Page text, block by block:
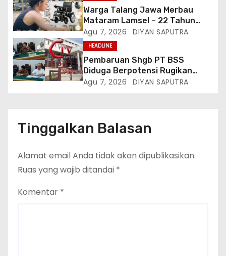
Warga Talang Jawa Merbau
Mataram Lamsel – 22 Tahun
Lumpuh Vina Agustina Viral Di
Tiktok Inginkan Kursi Roda
Listrik, Kepala Perwakilan
Provinsi Lampung Media
Cakrawala Tv Meminta Pemda
Lamsel Bertindak
Agu 7, 2026 DIYAN SAPUTRA
HEADLINE
Pembaruan Shgb PT BSS
Diduga Berpotensi Rugikan
Negara, Kementrian ATR/BPN Di
Agu 7, 2026 DIYAN SAPUTRA
Tinggalkan Balasan
Alamat email Anda tidak akan dipublikasikan.
Ruas yang wajib ditandai *
Komentar *